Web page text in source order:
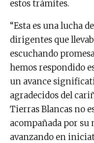
estos trámites.
“Esta es una lucha
dirigentes que
escuchando
hemos respondido
un avance
agradecidos del
Tierras Blancas no
acompañada por
avanzando en